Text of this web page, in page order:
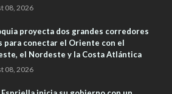
08, 2026
proyecta dos grandes corredores
para conectar el Oriente con el
el Nordeste y la Costa Atlántica
08, 2026